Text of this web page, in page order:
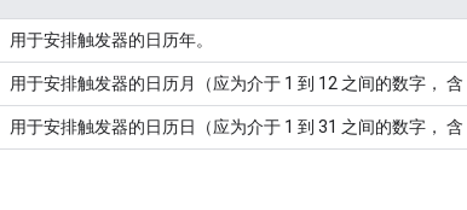
用于安排触发器的日历年。
用于安排触发器的日历月（应为介于 1 到 12 之间的数字， 含
用于安排触发器的日历日（应为介于 1 到 31 之间的数字， 含